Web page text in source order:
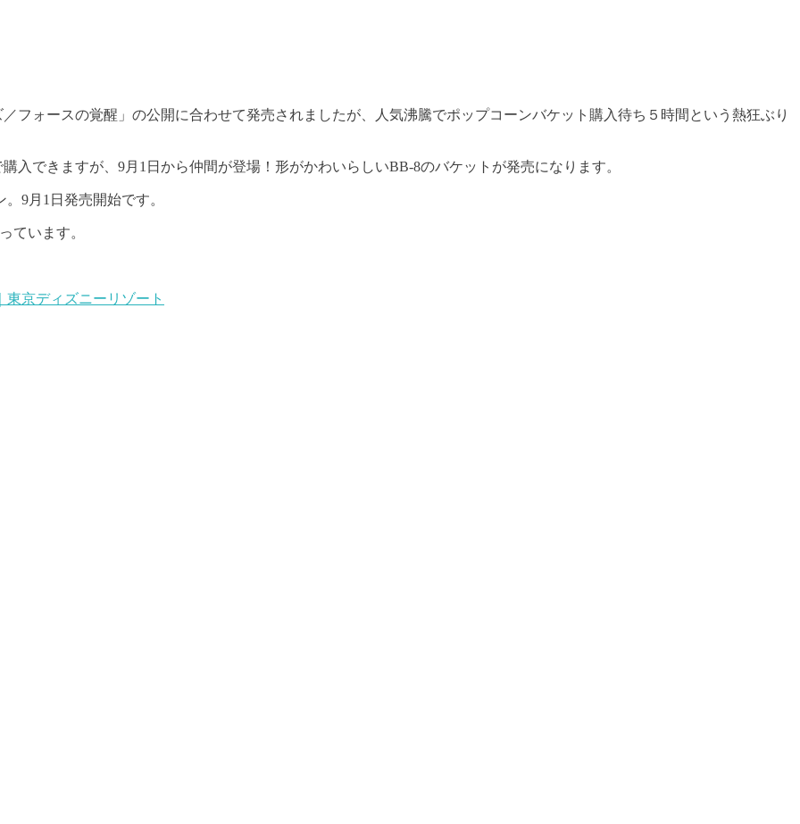
フォースの覚醒」の公開に合わせて発売されましたが、人気沸騰でポップコーンバケット購入待ち５時間という熱狂ぶり
入できますが、9月1日から仲間が登場！形がかわいらしいBB-8のバケットが発売になります。
9月1日発売開始です。
ています。
京ディズニーリゾート